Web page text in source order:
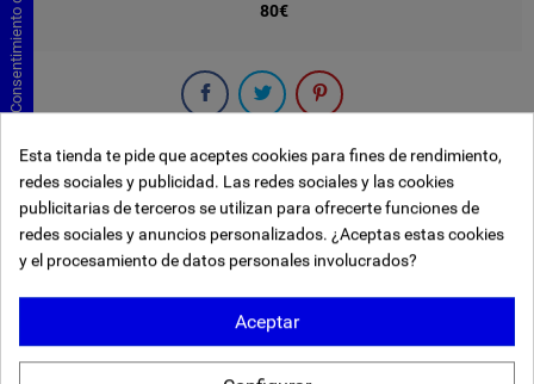
80€
Descripción
Detalles del producto
Envíos y devoluciones
Esta tienda te pide que aceptes cookies para fines de rendimiento,
redes sociales y publicidad. Las redes sociales y las cookies
publicitarias de terceros se utilizan para ofrecerte funciones de
redes sociales y anuncios personalizados. ¿Aceptas estas cookies
y el procesamiento de datos personales involucrados?
Aceptar